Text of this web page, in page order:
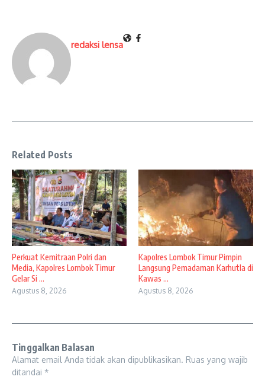
redaksi lensa
Related Posts
Perkuat Kemitraan Polri dan
Media, Kapolres Lombok Timur
Gelar Si ...
Agustus 8, 2026
Kapolres Lombok Timur Pimpin
Langsung Pemadaman Karhutla di
Kawas ...
Agustus 8, 2026
Tinggalkan Balasan
Alamat email Anda tidak akan dipublikasikan. Ruas yang wajib
ditandai *